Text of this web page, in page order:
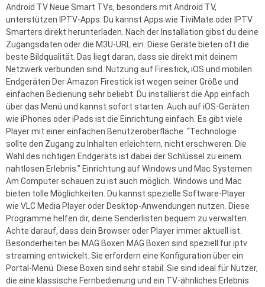
Android TV Neue Smart TVs, besonders mit Android TV,
unterstützen IPTV-Apps. Du kannst Apps wie TiviMate oder IPTV
Smarters direkt herunterladen. Nach der Installation gibst du deine
Zugangsdaten oder die M3U-URL ein. Diese Geräte bieten oft die
beste Bildqualität. Das liegt daran, dass sie direkt mit deinem
Netzwerk verbunden sind. Nutzung auf Firestick, iOS und mobilen
Endgeräten Der Amazon Firestick ist wegen seiner Größe und
einfachen Bedienung sehr beliebt. Du installierst die App einfach
über das Menü und kannst sofort starten. Auch auf iOS-Geräten
wie iPhones oder iPads ist die Einrichtung einfach. Es gibt viele
Player mit einer einfachen Benutzeroberfläche. “Technologie
sollte den Zugang zu Inhalten erleichtern, nicht erschweren. Die
Wahl des richtigen Endgeräts ist dabei der Schlüssel zu einem
nahtlosen Erlebnis.” Einrichtung auf Windows und Mac Systemen
Am Computer schauen zu ist auch möglich. Windows und Mac
bieten tolle Möglichkeiten. Du kannst spezielle Software-Player
wie VLC Media Player oder Desktop-Anwendungen nutzen. Diese
Programme helfen dir, deine Senderlisten bequem zu verwalten.
Achte darauf, dass dein Browser oder Player immer aktuell ist.
Besonderheiten bei MAG Boxen MAG Boxen sind speziell für iptv
streaming entwickelt. Sie erfordern eine Konfiguration über ein
Portal-Menü. Diese Boxen sind sehr stabil. Sie sind ideal für Nutzer,
die eine klassische Fernbedienung und ein TV-ähnliches Erlebnis